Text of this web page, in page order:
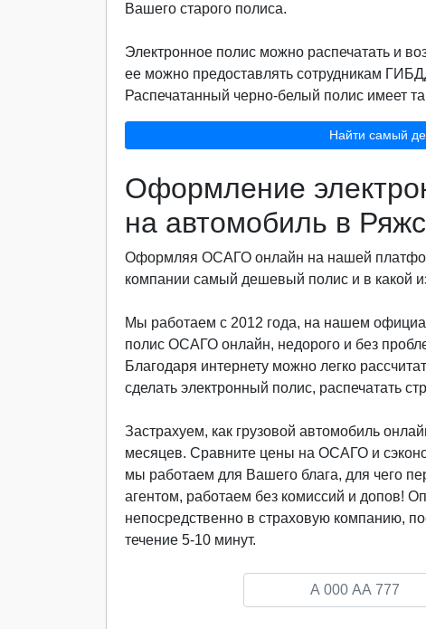
Вашего старого полиса.
Электронное полис можно распечатать и
ее можно предоставлять сотрудникам
Распечатанный черно-белый полис имеет
Найти самый
Оформление
на автомобиль в
Оформляя ОСАГО онлайн на нашей
компании самый дешевый полис и в какой
Мы работаем с 2012 года, на нашем
полис ОСАГО онлайн, недорого и без
Благодаря интернету можно легко
сделать электронный полис, распечатать
Застрахуем, как грузовой автомобиль
месяцев. Сравните цены на ОСАГО и
мы работаем для Вашего блага, для чего
агентом, работаем без комиссий и допов!
непосредственно в страховую компанию,
течение 5-10 минут.